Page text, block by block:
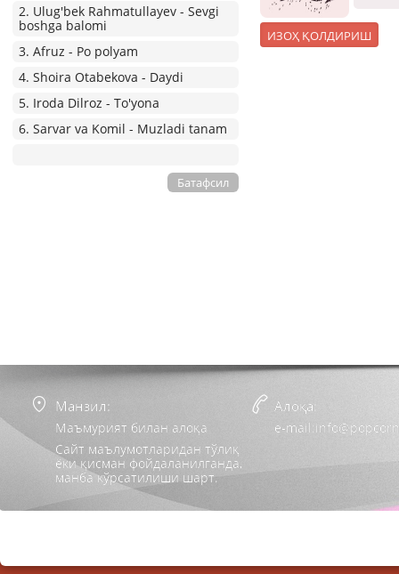
2. Ulug'bek Rahmatullayev - Sevgi
boshga balomi
3. Afruz - Po polyam
4. Shoira Otabekova - Daydi
5. Iroda Dilroz - To'yona
6. Sarvar va Komil - Muzladi tanam
Батафсил
Манзил:
Маъмурият билан алоқа
Сайт маълумотларидан тўлиқ
ёки қисман фойдаланилганда,
манба кўрсатилиши шарт.
Алоқа:
e-